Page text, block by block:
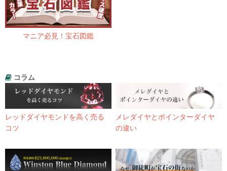
マニア必見！宝石図鑑
コラム
レッドダイヤモンドを高く売る
コツ
メレダイヤとポインターダイヤ
の違い